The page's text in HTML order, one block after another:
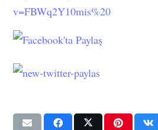
v=FBWq2Y10mis%20